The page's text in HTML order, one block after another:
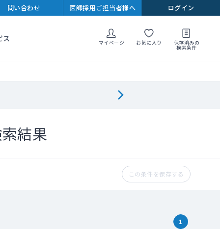
問い合わせ 医師採用ご担当者様へ ログイン
ス マイページ お気に入り 保存済みの
検索条件
結果
この条件を保存する
1